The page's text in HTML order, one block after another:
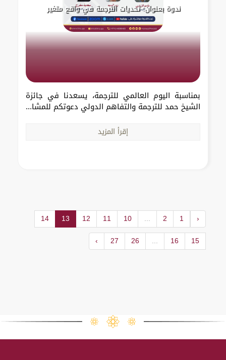
ندوة بعنوان: تحديات الترجمة في واقع متغير
بمناسبة اليوم العالمي للترجمة، يسعدنا في جائزة
الشيخ حمد للترجمة والتفاهم الدولي دعوتكم للمشا...
إقرأ المزيد
‹
1
2
...
10
11
12
13
14
15
16
...
26
27
›